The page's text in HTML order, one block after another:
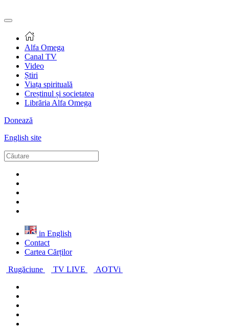
Alfa Omega
Canal TV
Video
Știri
Viața spirituală
Creștinul și societatea
Librăria Alfa Omega
Donează
English site
in English
Contact
Cartea Cărților
Rugăciune
TV LIVE AOTVi